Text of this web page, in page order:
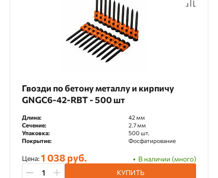
Гвозди по бетону металлу и кирпичу
GNGC6-42-RBT - 500 шт
Длина:
42 мм
Сечение:
2.7 мм
Упаковка:
500 шт.
Покрытие:
Фосфатирование
Цена:1 038 руб.
В наличии (много)
КУПИТЬ